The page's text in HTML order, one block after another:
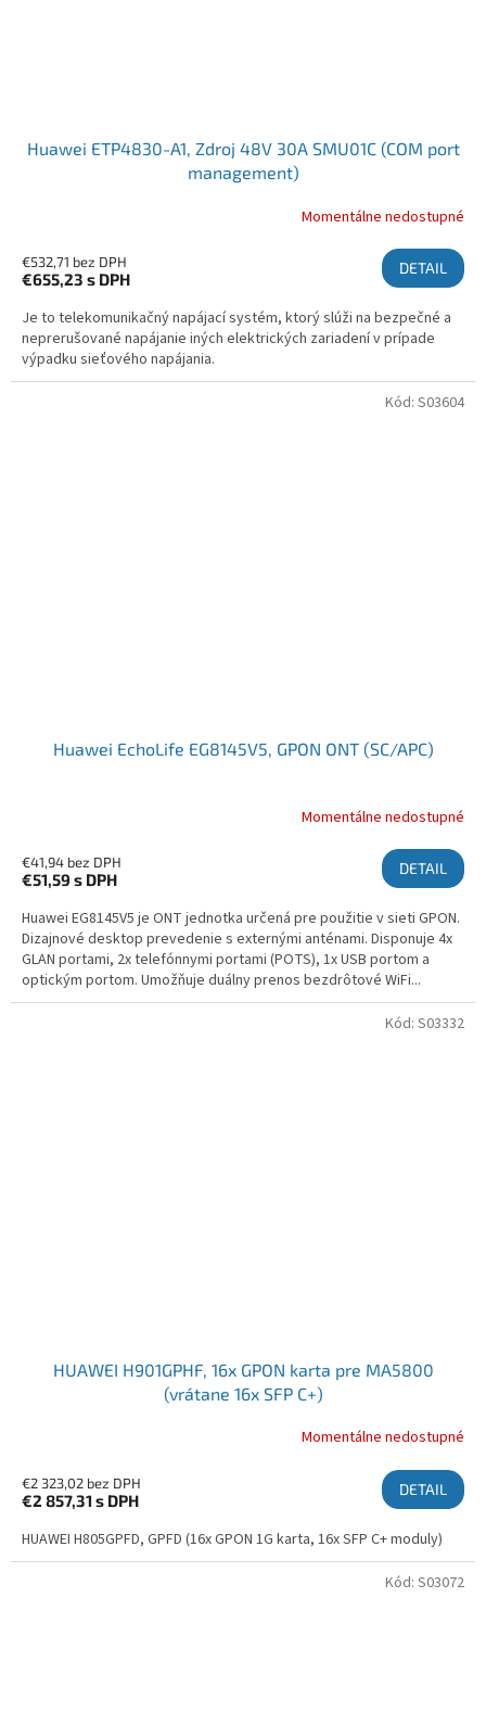
Huawei ETP4830-A1, Zdroj 48V 30A SMU01C (COM port
management)
Momentálne nedostupné
€532,71 bez DPH
€655,23 s DPH
DETAIL
Je to telekomunikačný napájací systém, ktorý slúži na bezpečné a
neprerušované napájanie iných elektrických zariadení v prípade
výpadku sieťového napájania.
Huawei EchoLife EG8145V5, GPON ONT (SC/APC)
Momentálne nedostupné
€41,94 bez DPH
€51,59 s DPH
DETAIL
Huawei EG8145V5 je ONT jednotka určená pre použitie v sieti GPON.
Dizajnové desktop prevedenie s externými anténami. Disponuje 4x
GLAN portami, 2x telefónnymi portami (POTS), 1x USB portom a
optickým portom. Umožňuje duálny prenos bezdrôtové WiFi...
Kód: S03604
HUAWEI H901GPHF, 16x GPON karta pre MA5800
(vrátane 16x SFP C+)
Momentálne nedostupné
€2 323,02 bez DPH
€2 857,31 s DPH
DETAIL
HUAWEI H805GPFD, GPFD (16x GPON 1G karta, 16x SFP C+ moduly)
Kód: S03332
Kód: S03072